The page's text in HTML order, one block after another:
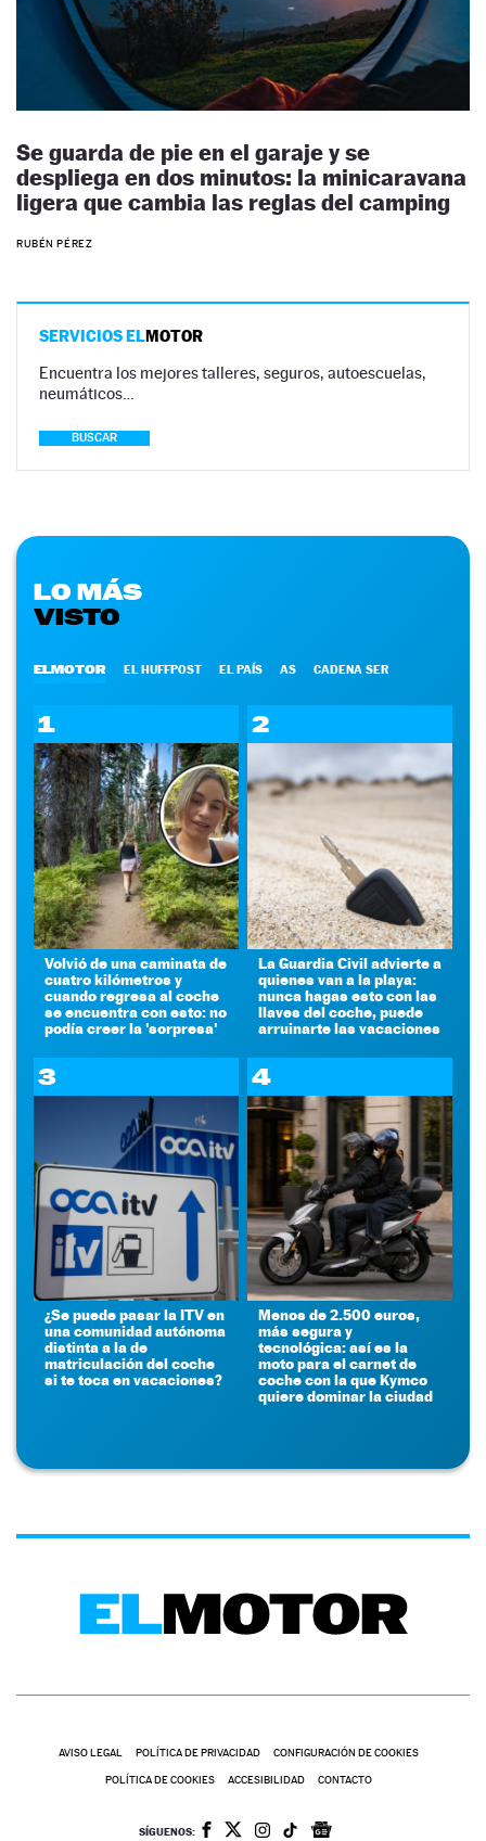
Se guarda de pie en el garaje y se
despliega en dos minutos: la minicaravana
ligera que cambia las reglas del camping
RUBÉN PÉREZ
SERVICIOS ELMOTOR
Encuentra los mejores talleres, seguros, autoescuelas,
neumáticos…
BUSCAR
LO MÁS
VISTO
ELMOTOR EL HUFFPOST EL PAÍS AS CADENA SER
1
Volvió de una caminata de
cuatro kilómetros y
cuando regresa al coche
se encuentra con esto: no
podía creer la 'sorpresa'
2
La Guardia Civil advierte a
quienes van a la playa:
nunca hagas esto con las
llaves del coche, puede
arruinarte las vacaciones
3
¿Se puede pasar la ITV en
una comunidad autónoma
distinta a la de
matriculación del coche
si te toca en vacaciones?
4
Menos de 2.500 euros,
más segura y
tecnológica: así es la
moto para el carnet de
coche con la que Kymco
quiere dominar la ciudad
AVISO LEGAL POLÍTICA DE PRIVACIDAD CONFIGURACIÓN DE COOKIES
POLÍTICA DE COOKIES ACCESIBILIDAD CONTACTO
SÍGUENOS: